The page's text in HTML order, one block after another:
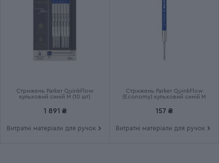
Стрижень Parker QuinkFlow
кульковий синій M (10 шт)
1 891 ₴
Витратні матеріали для ручок
Стрижень Parker QuinkFlow
(Economy) кульковий синій M
157 ₴
Витратні матеріали для ручок